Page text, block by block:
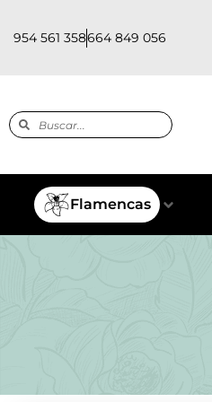
954 561 358664 849 056
Flamencas